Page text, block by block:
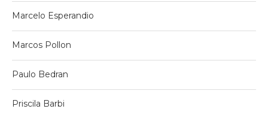
Marcelo Esperandio
Marcos Pollon
Paulo Bedran
Priscila Barbi